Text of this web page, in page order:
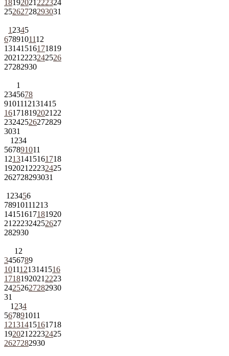
18192021 222324
25262728293031
1 2345
6789101112
13141516171819
2021 2223242526
27282930
1
2345678
9101112131415
161718192021 22
23242526272829
3031
1 234
567891011
12131415161718
192021 22232425
262728293031
1 23456
78910111213
14151617181920
21 222324252627
282930
1 2
3456789
10111213141516
1718192021 2223
24252627282930
31
1 234
567891011
12131415161718
192021 22232425
2627282930